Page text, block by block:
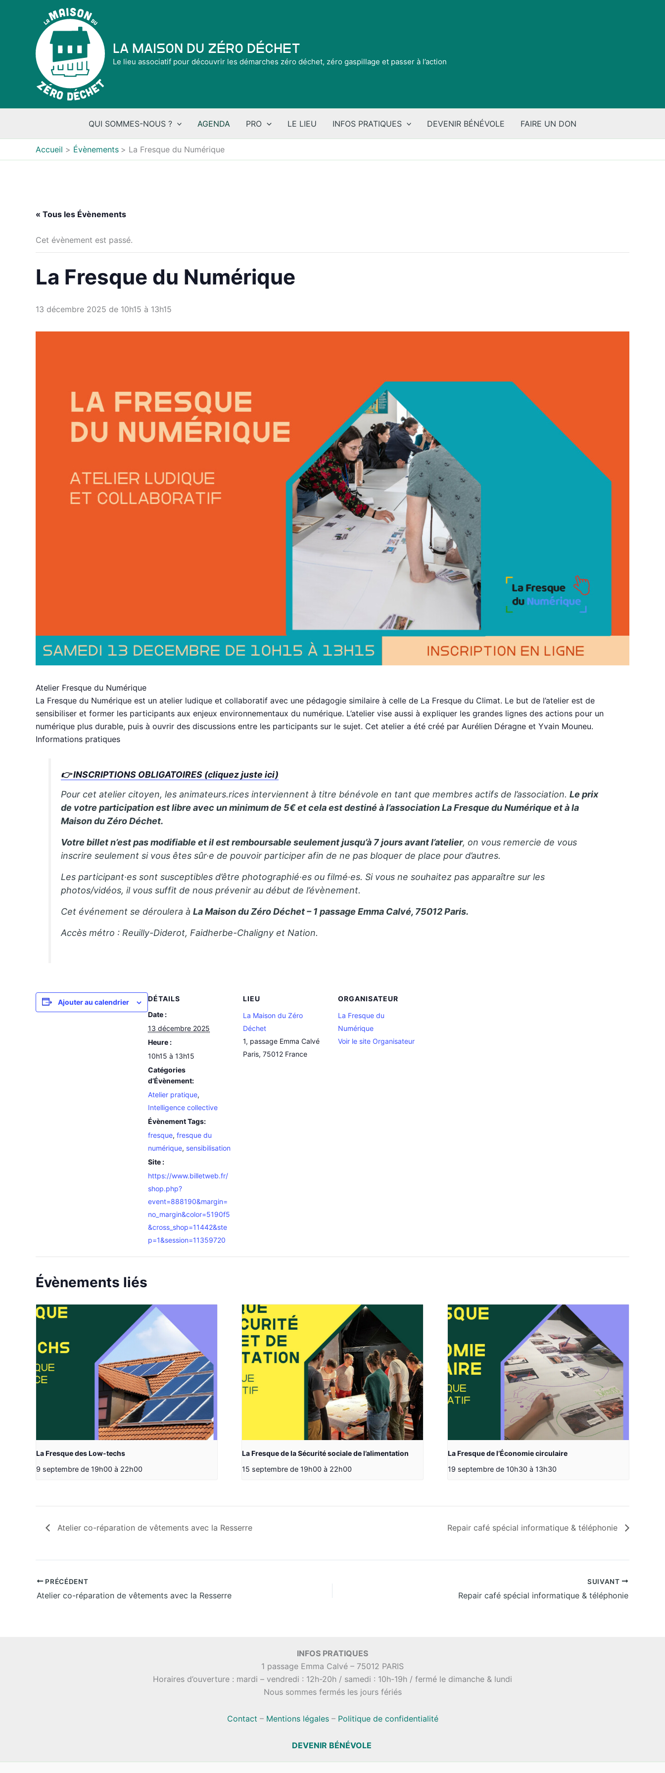
La Maison du Zéro Déchet
Le lieu associatif pour découvrir les démarches zéro déchet, zéro gaspillage et passer à l’action
QUI SOMMES-NOUS ? AGENDA PRO LE LIEU INFOS PRATIQUES DEVENIR BÉNÉVOLE FAIRE UN DON
Accueil Évènements La Fresque du Numérique
« Tous les Évènements
Cet évènement est passé.
La Fresque du Numérique
13 décembre 2025 de 10h15 à 13h15
Atelier Fresque du Numérique
La Fresque du Numérique est un atelier ludique et collaboratif avec une pédagogie similaire à celle de La Fresque du Climat. Le but de l’atelier est de
sensibiliser et former les participants aux enjeux environnementaux du numérique. L’atelier vise aussi à expliquer les grandes lignes des actions pour un
numérique plus durable, puis à ouvrir des discussions entre les participants sur le sujet. Cet atelier a été créé par Aurélien Déragne et Yvain Mouneu.
Informations pratiques
👉INSCRIPTIONS OBLIGATOIRES (cliquez juste ici)
Pour cet atelier citoyen, les animateurs.rices interviennent à titre bénévole en tant que membres actifs de l’association.Le prix
de votre participation est libre avec un minimum de 5€ et cela est destiné à l’association La Fresque du Numérique et à la
Maison du Zéro Déchet.
Votre billet n’est pas modifiable et il est remboursable seulement jusqu’à 7 jours avant l’atelier, on vous remercie de vous
inscrire seulement si vous êtes sûr·e de pouvoir participer afin de ne pas bloquer de place pour d’autres.
Les participant·es sont susceptibles d’être photographié·es ou filmé·es. Si vous ne souhaitez pas apparaître sur les
photos/vidéos, il vous suffit de nous prévenir au début de l’évènement.
Cet événement se déroulera àLa Maison du Zéro Déchet – 1 passage Emma Calvé, 75012 Paris.
Accès métro : Reuilly-Diderot, Faidherbe-Chaligny et Nation.
Ajouter au calendrier
DÉTAILS
Date :
13 décembre 2025
Heure :
10h15 à 13h15
Catégories
d’Évènement:
Atelier pratique,
Intelligence collective
Évènement Tags:
fresque, fresque du
numérique, sensibilisation
Site :
https://www.billetweb.fr/
shop.php?
event=888190&margin=
no_margin&color=5190f5
&cross_shop=11442&ste
p=1&session=11359720
LIEU
La Maison du Zéro
Déchet
1, passage Emma Calvé
Paris, 75012 France
ORGANISATEUR
La Fresque du
Numérique
Voir le site Organisateur
Évènements liés
La Fresque des Low-techs
9 septembre de 19h00 à 22h00
La Fresque de la Sécurité sociale de l’alimentation
15 septembre de 19h00 à 22h00
La Fresque de l’Économie circulaire
19 septembre de 10h30 à 13h30
Atelier co-réparation de vêtements avec la Resserre Repair café spécial informatique & téléphonie
PRÉCÉDENT
Atelier co-réparation de vêtements avec la Resserre
SUIVANT
Repair café spécial informatique & téléphonie
INFOS PRATIQUES
1 passage Emma Calvé – 75012 PARIS
Horaires d’ouverture : mardi – vendredi : 12h-20h / samedi : 10h-19h / fermé le dimanche & lundi
Nous sommes fermés les jours fériés
Contact – Mentions légales– Politique de confidentialité
DEVENIR BÉNÉVOLE